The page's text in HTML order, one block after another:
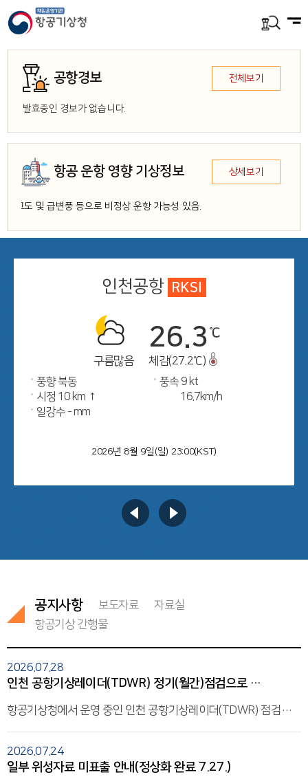
KOR
공항경보
발효중인 경보가 없습니다.
전체보기
항공 운항 영향 기상정보
름고도 및 급변풍 등으로 비정상 운항 가능성 있음.
상세보기
인천공항 RKSI
구름많음
26.3 ℃
체감(27.2℃)
풍향 북동
풍속 9 kt
시정 10 km ↑
16.7km/h
일강수 - mm
2026년 8월 9일(일) 23:00(KST)
공지사항 보도자료
자료실
항공기상 간행물
2026.07.28
인천 공항기상레이더(TDWR) 정기(월간)점검으로 인한 레이더 일시중지 알림
항공기상청에서 운영 중인 인천 공항기상레이더(TDWR) 점검으
7. 30.(목) 09시 ~ 18시(KST), - 점검내용: TDWR 월간점검 항목
(송수신기, 안테나 등) 측정 및 점검, Calibration 실시 - 담당자: 항
2026.07.24
일부 위성자료 미표출 안내(정상화 완료 7.27.)